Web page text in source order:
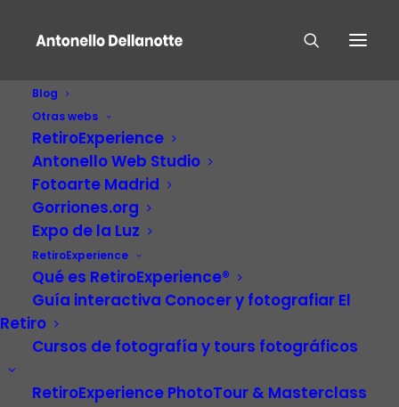
Blog
Otras webs
RetiroExperience
Antonello Web Studio
Fotoarte Madrid
Gorriones.org
Expo de la Luz
RetiroExperience
Qué es RetiroExperience®
Guía interactiva Conocer y fotografiar El
Retiro
Cursos de fotografía y tours fotográficos
RetiroExperience PhotoTour & Masterclass
Artista, Divulgador,
Fotógrafo, Escritor,
Diseñador Y Músico